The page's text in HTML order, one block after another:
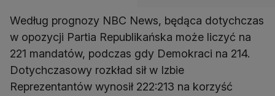
Według prognozy NBC News, będąca dotychczas
w opozycji Partia Republikańska może liczyć na
221 mandatów, podczas gdy Demokraci na 214.
Dotychczasowy rozkład sił w Izbie
Reprezentantów wynosił 222:213 na korzyść